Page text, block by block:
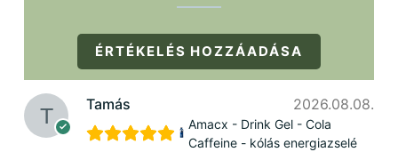
ÉRTÉKELÉS HOZZÁADÁSA
Tamás 2026.08.08.
Amacx - Drink Gel - Cola
Caffeine - kólás energiazselé